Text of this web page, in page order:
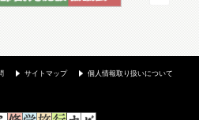
サイトマップ 個人情報取り扱いについて